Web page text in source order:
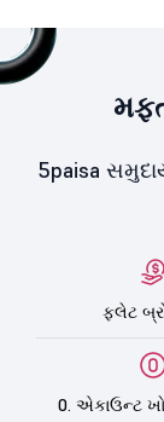
5paisa
ફ્લેટ
0. એકાઉન્ટ